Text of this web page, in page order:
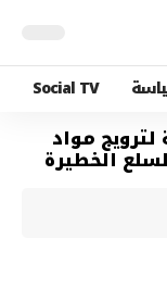
Social TV
مواد
الخطيرة